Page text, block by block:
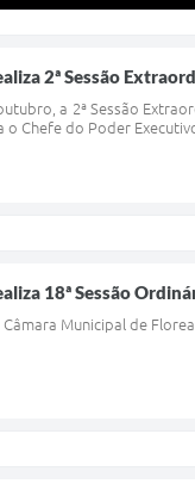
2ª Sessão
a 2ª Sessão
o Chefe do Poder
18ª Sessão
Municipal de